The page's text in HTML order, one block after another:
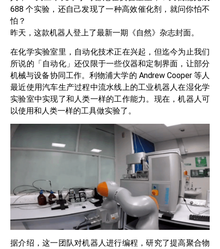
688 个实验，还自己发现了一种高效催化剂，就问你怕不
怕？
昨天，这款机器人登上了最新一期《自然》杂志封面。
在化学实验室里，自动化技术正在兴起，但迄今为止我们
所说的「自动化」还仅限于一些仪器和定制界面，让部分
机械与设备协同工作。利物浦大学的 Andrew Cooper 等人
最近使用汽车生产过程中流水线上的工业机器人在湿化学
实验室中实现了和人类一样的工作能力。现在，机器人可
以使用和人类一样的工具做实验了。
据介绍，这一团队对机器人进行编程，研究了提高聚合物